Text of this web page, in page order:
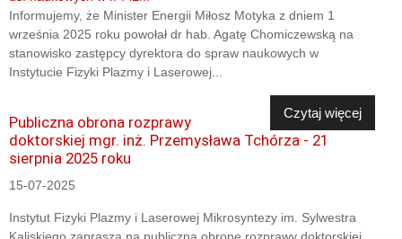
Informujemy, że Minister Energii Miłosz Motyka z dniem 1
września 2025 roku powołał dr hab. Agatę Chomiczewską na
stanowisko zastępcy dyrektora do spraw naukowych w
Instytucie Fizyki Plazmy i Laserowej...
Czytaj więcej
Publiczna obrona rozprawy
doktorskiej mgr. inż. Przemysława Tchórza - 21
sierpnia 2025 roku
15-07-2025
Instytut Fizyki Plazmy i Laserowej Mikrosyntezy im. Sylwestra